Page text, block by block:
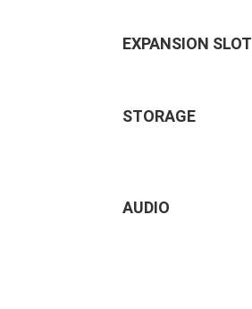
EXPANSION SLOT
STORAGE
AUDIO